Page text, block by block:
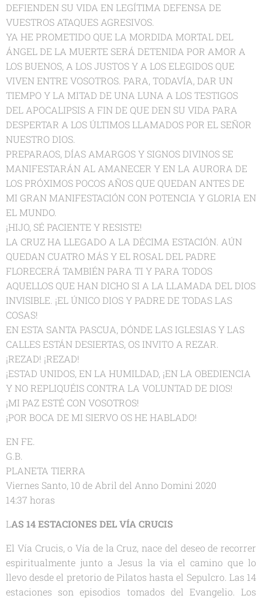
DEFIENDEN SU VIDA EN LEGÍTIMA DEFENSA DE
VUESTROS ATAQUES AGRESIVOS.
YA HE PROMETIDO QUE LA MORDIDA MORTAL DEL
ÁNGEL DE LA MUERTE SERÁ DETENIDA POR AMOR A
LOS BUENOS, A LOS JUSTOS Y A LOS ELEGIDOS QUE
VIVEN ENTRE VOSOTROS. PARA, TODAVÍA, DAR UN
TIEMPO Y LA MITAD DE UNA LUNA A LOS TESTIGOS
DEL APOCALIPSIS A FIN DE QUE DEN SU VIDA PARA
DESPERTAR A LOS ÚLTIMOS LLAMADOS POR EL SEÑOR
NUESTRO DIOS.
PREPARAOS, DÍAS AMARGOS Y SIGNOS DIVINOS SE
MANIFESTARÁN AL AMANECER Y EN LA AURORA DE
LOS PRÓXIMOS POCOS AÑOS QUE QUEDAN ANTES DE
MI GRAN MANIFESTACIÓN CON POTENCIA Y GLORIA EN
EL MUNDO.
¡HIJO, SÉ PACIENTE Y RESISTE!
LA CRUZ HA LLEGADO A LA DÉCIMA ESTACIÓN. AÚN
QUEDAN CUATRO MÁS Y EL ROSAL DEL PADRE
FLORECERÁ TAMBIÉN PARA TI Y PARA TODOS
AQUELLOS QUE HAN DICHO SI A LA LLAMADA DEL DIOS
INVISIBLE. ¡EL ÚNICO DIOS Y PADRE DE TODAS LAS
COSAS!
EN ESTA SANTA PASCUA, DÓNDE LAS IGLESIAS Y LAS
CALLES ESTÁN DESIERTAS, OS INVITO A REZAR.
¡REZAD! ¡REZAD!
¡ESTAD UNIDOS, EN LA HUMILDAD, ¡EN LA OBEDIENCIA
Y NO REPLIQUÉIS CONTRA LA VOLUNTAD DE DIOS!
¡MI PAZ ESTÉ CON VOSOTROS!
¡POR BOCA DE MI SIERVO OS HE HABLADO!
EN FE.
G.B.
PLANETA TIERRA
Viernes Santo, 10 de Abril del Anno Domini 2020
14:37 horas
LAS 14 ESTACIONES DEL VÍA CRUCIS
El Vía Crucis, o Vía de la Cruz, nace del deseo de recorrer
espiritualmente junto a Jesus la via el camino que lo
llevo desde el pretorio de Pilatos hasta el Sepulcro. Las 14
estaciones son episodios tomados del Evangelio. Los